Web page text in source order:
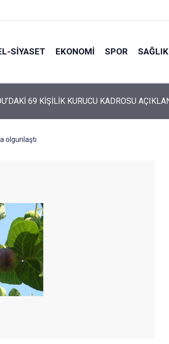
SIYASET EKONOMI SPOR SAĞLIK
KURUCU YÖNETİMİNİ AÇIKLADI
olgunlaştı